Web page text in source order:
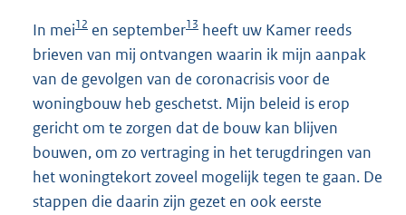
In mei12 en september13 heeft uw Kamer reeds
brieven van mij ontvangen waarin ik mijn aanpak
van de gevolgen van de coronacrisis voor de
woningbouw heb geschetst. Mijn beleid is erop
gericht om te zorgen dat de bouw kan blijven
bouwen, om zo vertraging in het terugdringen van
het woningtekort zoveel mogelijk tegen te gaan. De
stappen die daarin zijn gezet en ook eerste